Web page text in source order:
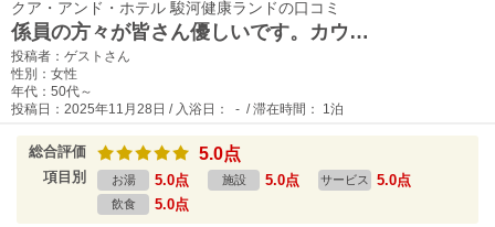
クア・アンド・ホテル 駿河健康ランドの口コミ
係員の方々が皆さん優しいです。カウ…
投稿者：ゲストさん
性別：女性
年代：50代～
投稿日：2025年11月28日 / 入浴日： - / 滞在時間： 1泊
総合評価 5.0点
項目別 お湯 5.0点 施設 5.0点 サービス 5.0点
飲食 5.0点